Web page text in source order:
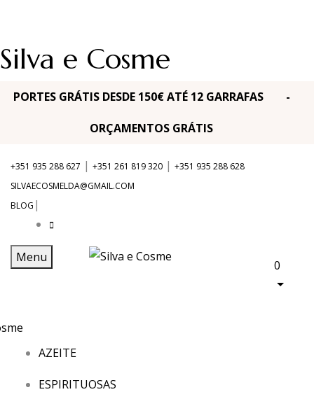
Silva e Cosme
PORTES GRÁTIS DESDE 150€ ATÉ 12 GARRAFAS -
ORÇAMENTOS GRÁTIS
+351 935 288 627 | +351 261 819 320 | +351 935 288 628
SILVAECOSMELDA@GMAIL.COM
BLOG |
Menu
0
AZEITE
ESPIRITUOSAS